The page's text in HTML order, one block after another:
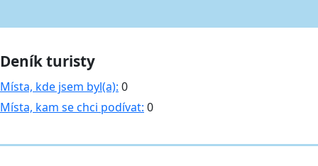
Deník turisty
Místa, kde jsem byl(a): 0
Místa, kam se chci podívat: 0